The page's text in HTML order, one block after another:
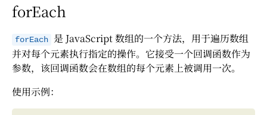
forEach
forEach
是 JavaScript 数组的一个方法，用于遍历数组
并对每个元素执行指定的操作。它接受一个回调函数作为
参数，该回调函数会在数组的每个元素上被调用一次。
使用示例：